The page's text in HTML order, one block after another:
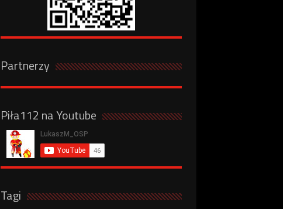
Partnerzy
Piła112 na Youtube
Tagi